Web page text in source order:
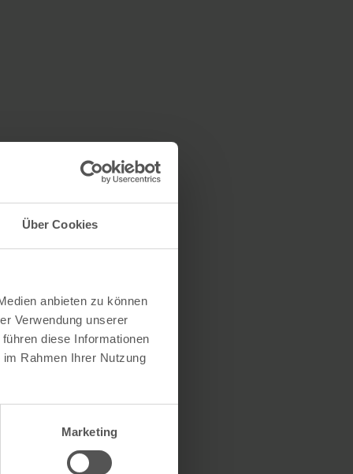
Über Cookies
anbieten zu können
Verwendung unserer
diese Informationen
Rahmen Ihrer Nutzung
Marketing